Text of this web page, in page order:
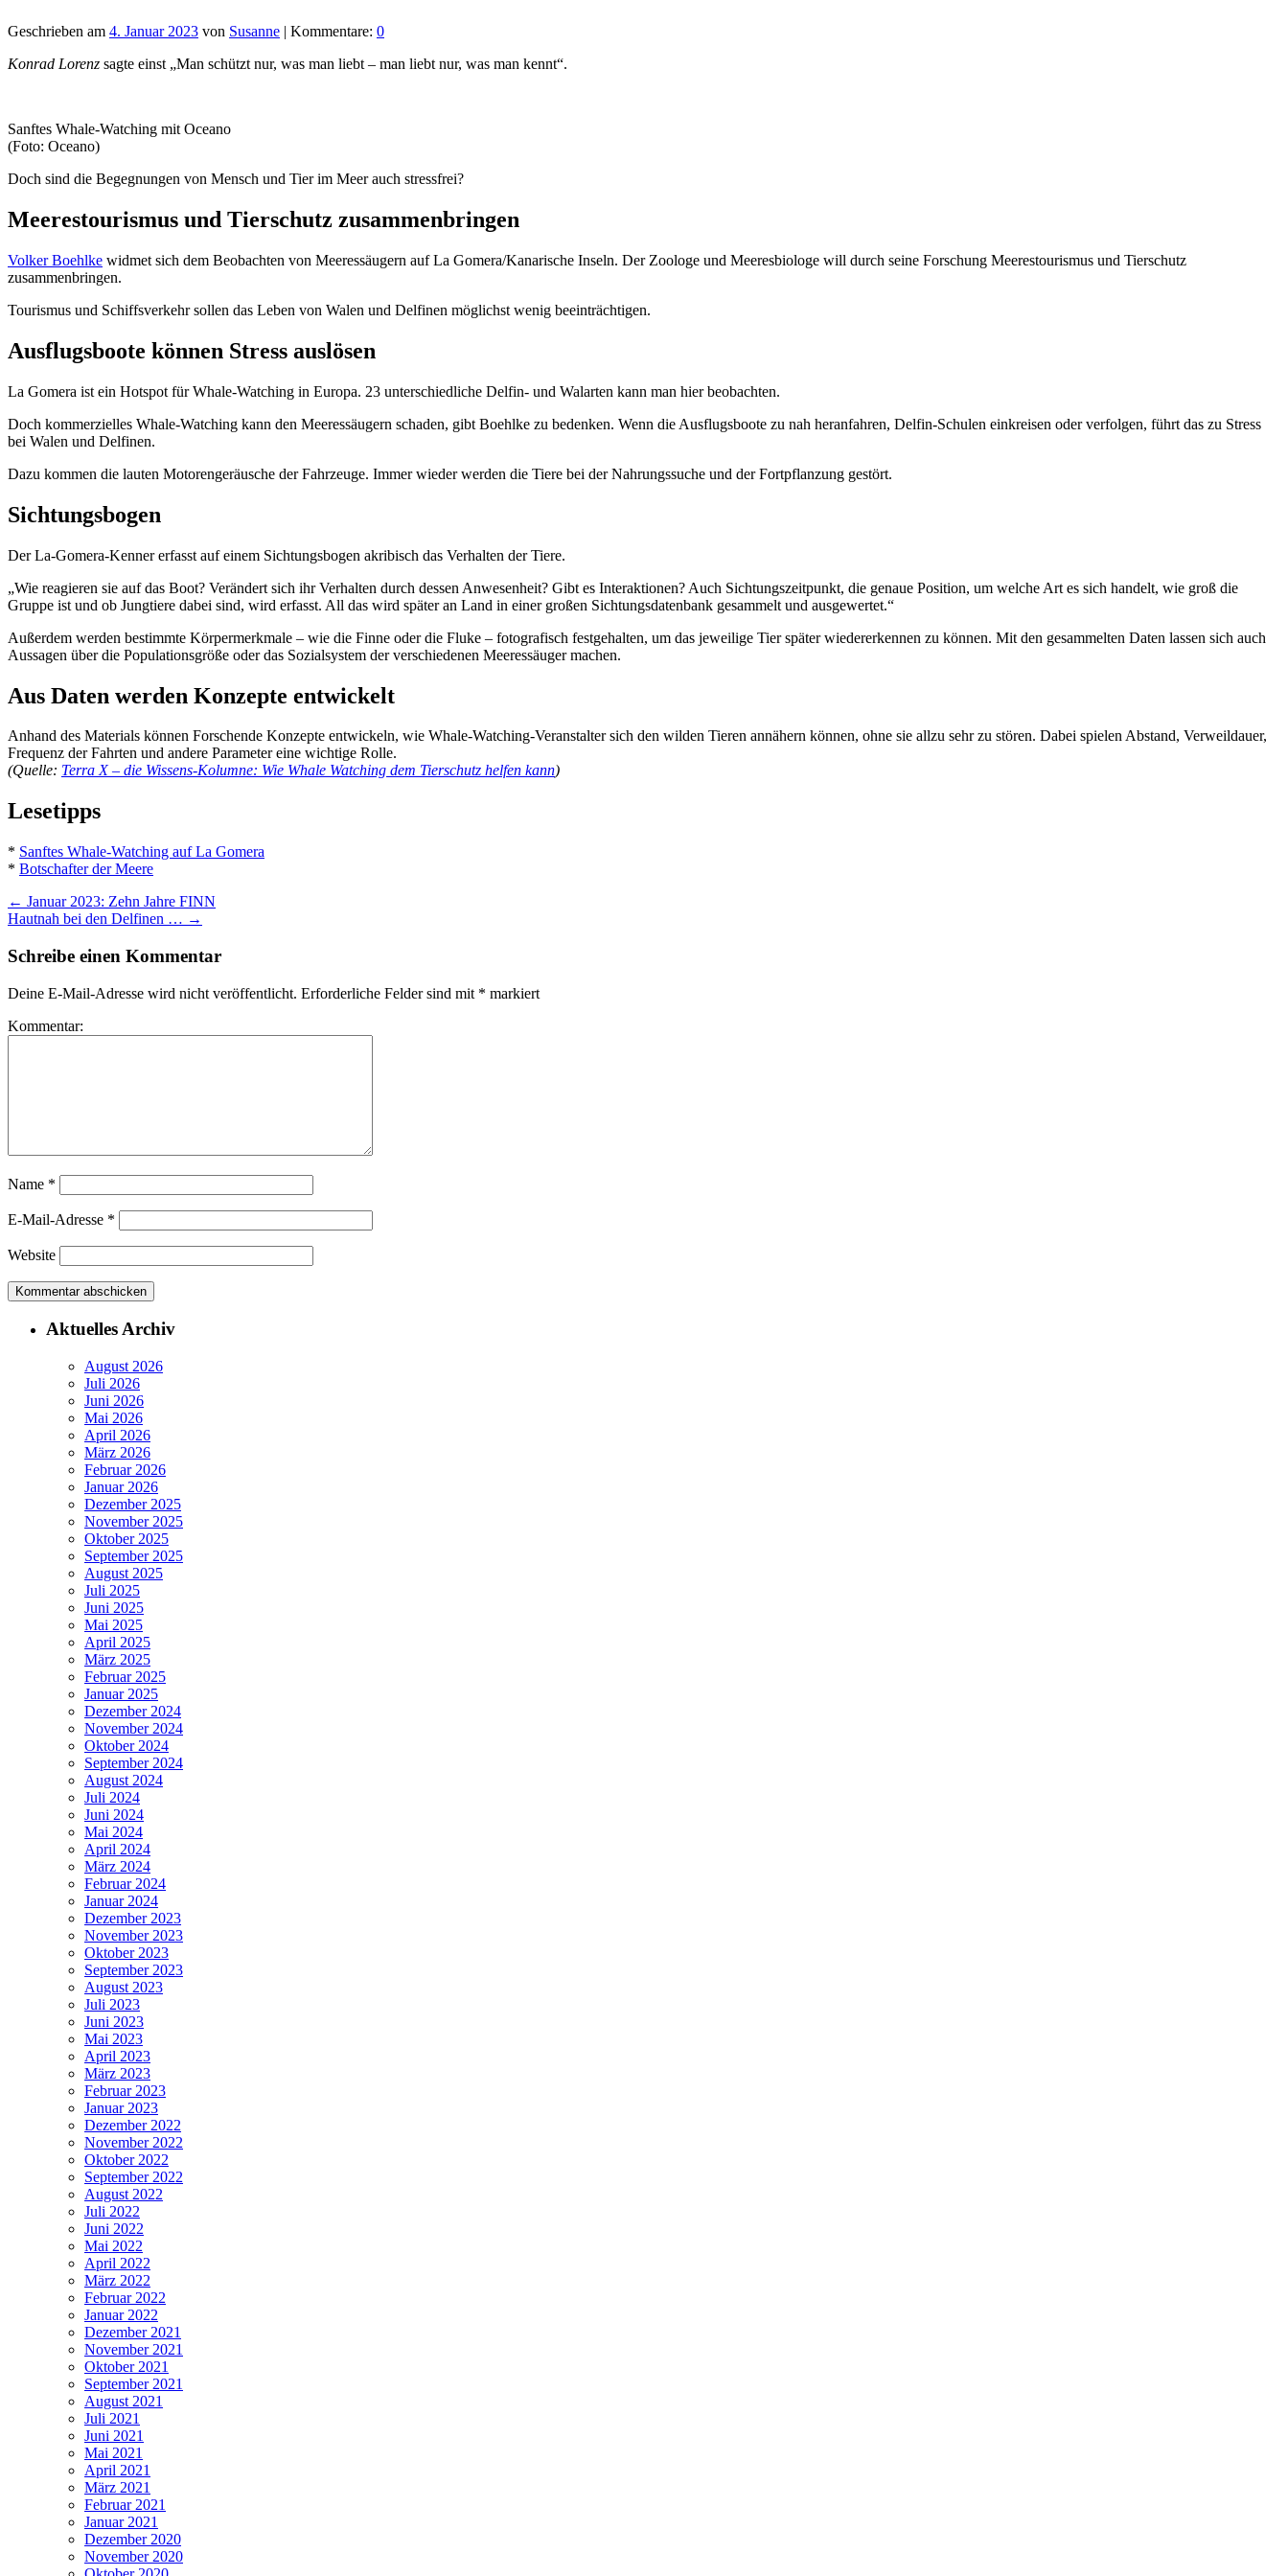
Geschrieben am 4. Januar 2023 von Susanne | Kommentare: 0
Konrad Lorenz sagte einst „Man schützt nur, was man liebt – man liebt nur, was man kennt“.
Sanftes Whale-Watching mit Oceano
(Foto: Oceano)
Doch sind die Begegnungen von Mensch und Tier im Meer auch stressfrei?
Meerestourismus und Tierschutz zusammenbringen
Volker Boehlke widmet sich dem Beobachten von Meeressäugern auf La Gomera/Kanarische Inseln. Der Zoologe und Meeresbiologe will durch seine Forschung Meerestourismus und Tierschutz
zusammenbringen.
Tourismus und Schiffsverkehr sollen das Leben von Walen und Delfinen möglichst wenig beeinträchtigen.
Ausflugsboote können Stress auslösen
La Gomera ist ein Hotspot für Whale-Watching in Europa. 23 unterschiedliche Delfin- und Walarten kann man hier beobachten.
Doch kommerzielles Whale-Watching kann den Meeressäugern schaden, gibt Boehlke zu bedenken. Wenn die Ausflugsboote zu nah heranfahren, Delfin-Schulen einkreisen oder verfolgen, führt das zu Stress
bei Walen und Delfinen.
Dazu kommen die lauten Motorengeräusche der Fahrzeuge. Immer wieder werden die Tiere bei der Nahrungssuche und der Fortpflanzung gestört.
Sichtungsbogen
Der La-Gomera-Kenner erfasst auf einem Sichtungsbogen akribisch das Verhalten der Tiere.
„Wie reagieren sie auf das Boot? Verändert sich ihr Verhalten durch dessen Anwesenheit? Gibt es Interaktionen? Auch Sichtungszeitpunkt, die genaue Position, um welche Art es sich handelt, wie groß die
Gruppe ist und ob Jungtiere dabei sind, wird erfasst. All das wird später an Land in einer großen Sichtungsdatenbank gesammelt und ausgewertet.“
Außerdem werden bestimmte Körpermerkmale – wie die Finne oder die Fluke – fotografisch festgehalten, um das jeweilige Tier später wiedererkennen zu können. Mit den gesammelten Daten lassen sich auch
Aussagen über die Populationsgröße oder das Sozialsystem der verschiedenen Meeressäuger machen.
Aus Daten werden Konzepte entwickelt
Anhand des Materials können Forschende Konzepte entwickeln, wie Whale-Watching-Veranstalter sich den wilden Tieren annähern können, ohne sie allzu sehr zu stören. Dabei spielen Abstand, Verweildauer,
Frequenz der Fahrten und andere Parameter eine wichtige Rolle.
(Quelle: Terra X – die Wissens-Kolumne: Wie Whale Watching dem Tierschutz helfen kann)
Lesetipps
* Sanftes Whale-Watching auf La Gomera
* Botschafter der Meere
← Januar 2023: Zehn Jahre FINN
Hautnah bei den Delfinen … →
Schreibe einen Kommentar
Deine E-Mail-Adresse wird nicht veröffentlicht. Erforderliche Felder sind mit * markiert
Kommentar:
Name *
E-Mail-Adresse *
Website
Aktuelles Archiv
August 2026
Juli 2026
Juni 2026
Mai 2026
April 2026
März 2026
Februar 2026
Januar 2026
Dezember 2025
November 2025
Oktober 2025
September 2025
August 2025
Juli 2025
Juni 2025
Mai 2025
April 2025
März 2025
Februar 2025
Januar 2025
Dezember 2024
November 2024
Oktober 2024
September 2024
August 2024
Juli 2024
Juni 2024
Mai 2024
April 2024
März 2024
Februar 2024
Januar 2024
Dezember 2023
November 2023
Oktober 2023
September 2023
August 2023
Juli 2023
Juni 2023
Mai 2023
April 2023
März 2023
Februar 2023
Januar 2023
Dezember 2022
November 2022
Oktober 2022
September 2022
August 2022
Juli 2022
Juni 2022
Mai 2022
April 2022
März 2022
Februar 2022
Januar 2022
Dezember 2021
November 2021
Oktober 2021
September 2021
August 2021
Juli 2021
Juni 2021
Mai 2021
April 2021
März 2021
Februar 2021
Januar 2021
Dezember 2020
November 2020